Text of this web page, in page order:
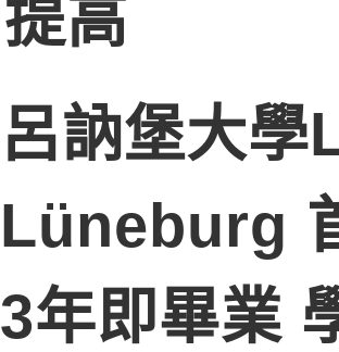
提高
呂訥堡大
Lüneburg
3年即畢業